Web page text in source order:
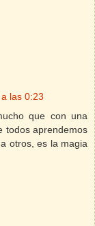
las 0:23
que con una
todos aprendemos
otros, es la magia